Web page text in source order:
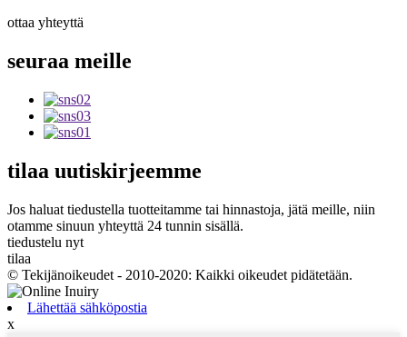
ottaa yhteyttä
seuraa meille
tilaa uutiskirjeemme
Jos haluat tiedustella tuotteitamme tai hinnastoja, jätä meille, niin
otamme sinuun yhteyttä 24 tunnin sisällä.
tiedustelu nyt
tilaa
© Tekijänoikeudet - 2010-2020: Kaikki oikeudet pidätetään.
Lähettää sähköpostia
x